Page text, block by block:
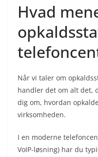
Hvad
Når vi taler om
handler det om alt det,
dig om, hvordan
virksomheden.
I en moderne
VoIP-løsning) har du